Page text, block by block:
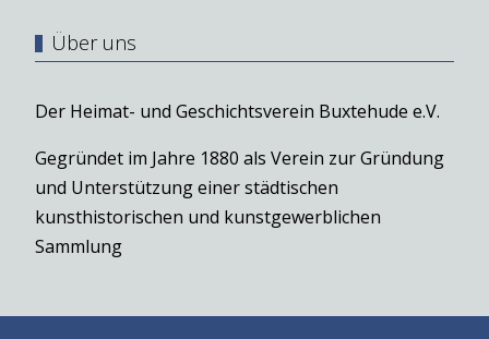
Über uns
Der Heimat- und Geschichtsverein Buxtehude e.V.
Gegründet im Jahre 1880 als Verein zur Gründung
und Unterstützung einer städtischen
kunsthistorischen und kunstgewerblichen
Sammlung